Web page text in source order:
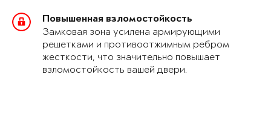
Повышенная взломостойкость
Замковая зона усилена армирующими
решетками и противоотжимным ребром
жесткости, что значительно повышает
взломостойкость вашей двери.